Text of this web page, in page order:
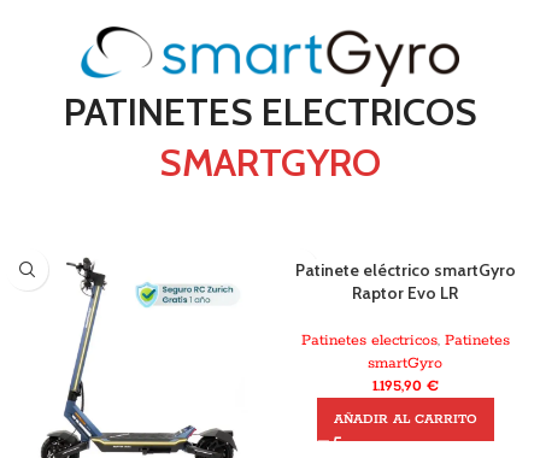
PATINETES ELECTRICOS
SMARTGYRO
Patinete eléctrico smartGyro
Raptor Evo LR
Patinetes electricos, Patinetes
smartGyro
1.195,90 €
AÑADIR AL CARRITO